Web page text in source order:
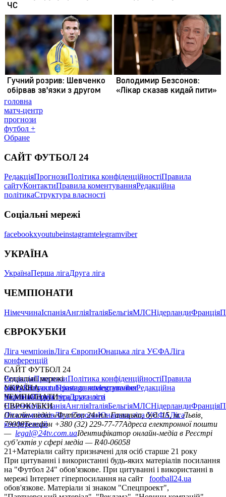
головна
матч-центр
прогнози
футбол +
Обране
САЙТ ФУТБОЛ 24
РедакціяПрогнозиПолітика конфіденційностіПравила
сайтуКонтактиПравила коментуванняРедакційна
політикаСтруктура власності
Соціальні мережі
facebookxyoutubeinstagramtelegramviber
УКРАЇНА
УкраїнаПерша лігаДруга ліга
ЧЕМПІОНАТИ
НімеччинаІспаніяАнгліяІталіяБельгіяМЛСНідерландиФранція
ЄВРОКУБКИ
Ліга чемпіонівЛіга ЄвропиЮнацька ліга УЄФАЛіга
конференцій
САЙТ ФУТБОЛ 24
РедакціяПрогнозиПолітика конфіденційностіПравила
сайтуКонтактиПравила коментуванняРедакційна
політикаСтруктура власності
Соціальні мережі
facebookxyoutubeinstagramtelegramviber
УКРАЇНА
УкраїнаПерша лігаДруга ліга
ЧЕМПІОНАТИ
НімеччинаІспаніяАнгліяІталіяБельгіяМЛСНідерландиФранція
ЄВРОКУБКИ
Ліга чемпіонівЛіга ЄвропиЮнацька ліга УЄФАЛіга
конференцій
Онлайн-медіа «Футбол 24»пл. Галицька, буд. 15, м. Львів,
79008Телефон +380 (32) 229-77-77Адреса електронної пошти
— legal@24tv.com.uaІдентифікатор онлайн-медіа в Реєстрі
суб’єктів у сфері медіа — R40-06058
21+Матеріали сайту призначені для осіб старше 21 року
При цитуванні і використанні будь-яких матеріалів посилання
на "Футбол 24" обов'язкове. При цитуванні і використанні в
мережі Інтернет гіперпосилання на сайт
football24.ua
обов'язкове. Матеріали зі знаком "Спецпроект",